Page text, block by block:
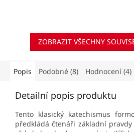
ZOBRAZIT VŠECHNY
Popis Podobné (8) Hodnocení (4)
Detailní popis produktu
Tento klasický katechismus
předkládá čtenáři základní